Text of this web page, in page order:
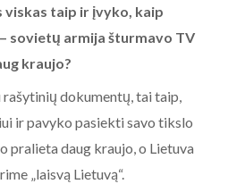
viskas taip ir įvyko, kaip
sovietų armija šturmavo TV
kraujo?
rašytinių dokumentų, tai taip,
ir pavyko pasiekti savo tikslo
pralieta daug kraujo, o Lietuva
„laisvą Lietuvą“.